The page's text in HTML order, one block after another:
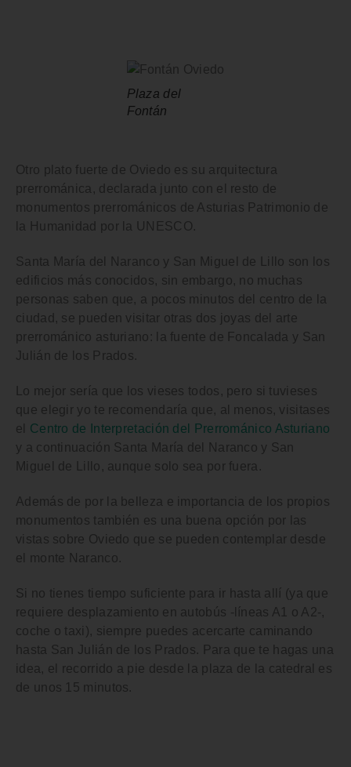
Plaza del
Fontán
Otro plato fuerte de Oviedo es su arquitectura
prerrománica , declarada junto con el resto de
monumentos prerrománicos de Asturias Patrimonio de
la Humanidad por la UNESCO.
Santa María del Naranco y San Miguel de Lillo son los
edificios más conocidos, sin embargo, no muchas
personas saben que, a pocos minutos del centro de la
ciudad, se pueden visitar otras dos joyas del arte
prerrománico asturiano: la fuente de Foncalada y San
Julián de los Prados.
Lo mejor sería que los vieses todos, pero si tuvieses
que elegir yo te recomendaría que, al menos, visitases
el Centro de Interpretación del Prerrománico Asturiano
y a continuación Santa María del Naranco y San
Miguel de Lillo, aunque solo sea por fuera.
Además de por la belleza e importancia de los propios
monumentos también es una buena opción por las
vistas sobre Oviedo que se pueden contemplar desde
el monte Naranco.
Si no tienes tiempo suficiente para ir hasta allí (ya que
requiere desplazamiento en autobús -líneas A1 o A2-,
coche o taxi), siempre puedes acercarte caminando
hasta San Julián de los Prados. Para que te hagas una
idea, el recorrido a pie desde la plaza de la catedral es
de unos 15 minutos.